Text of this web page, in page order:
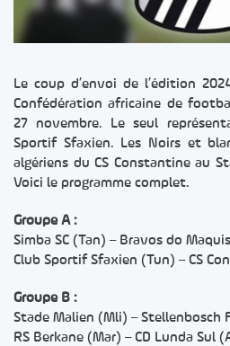
Le coup d’envoi de l’édition
Confédération africaine de
27 novembre. Le seul
Sportif Sfaxien. Les Noirs et
algériens du CS Constantine au
Voici le programme complet.
Groupe A :
Simba SC (Tan) – Bravos do
Club Sportif Sfaxien (Tun) – CS
Groupe B :
Stade Malien (Mli) – Stellenbosch
RS Berkane (Mar) – CD Lunda Sul